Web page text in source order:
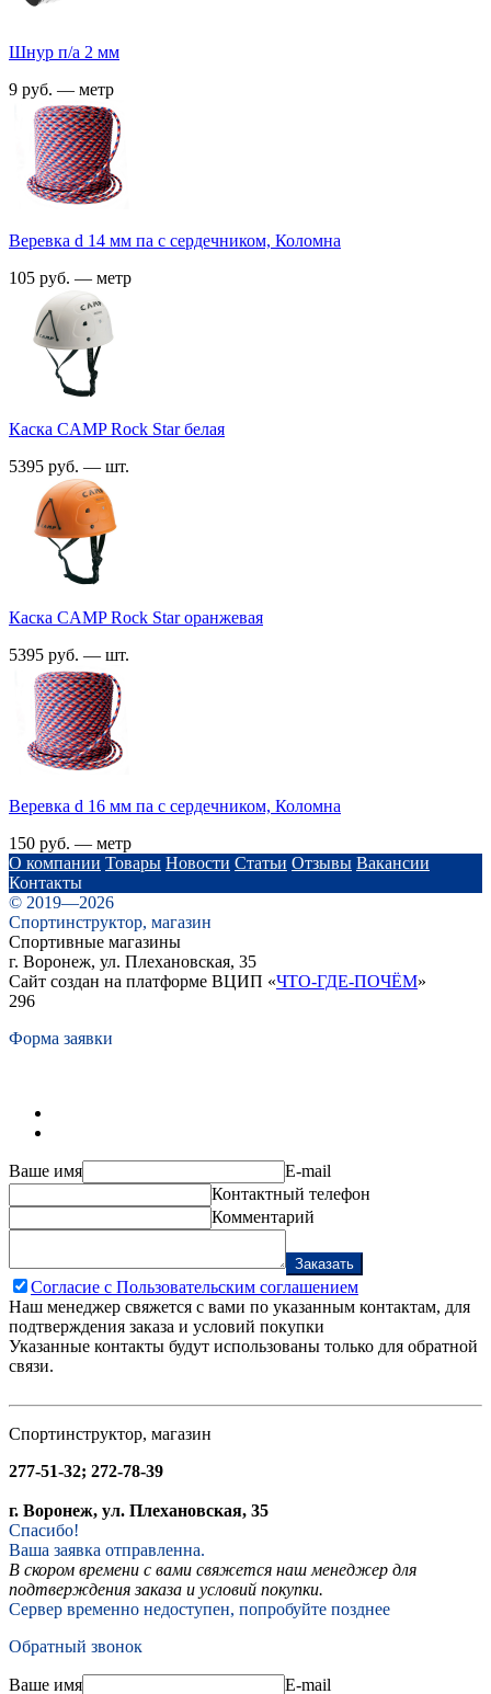
Шнур п/а 2 мм
9 руб. — метр
Веревка d 14 мм па с сердечником, Коломна
105 руб. — метр
Каска CAMP Rock Star белая
5395 руб. — шт.
Каска CAMP Rock Star оранжевая
5395 руб. — шт.
Веревка d 16 мм па с сердечником, Коломна
150 руб. — метр
О компании Товары Новости Статьи Отзывы Вакансии
Контакты
© 2019—2026
Спортинструктор, магазин
Спортивные магазины
г. Воронеж, ул. Плехановская, 35
Сайт создан на платформе ВЦИП «ЧТО-ГДЕ-ПОЧЁМ»
296
Форма заявки
Ваше имя
E-mail
Контактный телефон
Комментарий
Заказать
Согласие с Пользовательским соглашением
Наш менеджер свяжется с вами по указанным контактам, для
подтверждения заказа и условий покупки
Указанные контакты будут использованы только для обратной
связи.
Спортинструктор, магазин
277-51-32; 272-78-39
г. Воронеж, ул. Плехановская, 35
Спасибо!
Ваша заявка отправленна.
В скором времени с вами свяжется наш менеджер для
подтверждения заказа и условий покупки.
Сервер временно недоступен, попробуйте позднее
Обратный звонок
Ваше имя E-mail